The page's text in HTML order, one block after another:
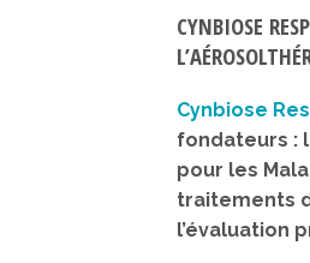
CYNBIOSE
Cynbiose
fondateurs :
pour les
traitements
l’évaluation